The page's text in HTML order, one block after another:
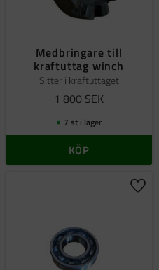
Medbringare till
kraftuttag winch
Sitter i kraftuttaget
1 800 SEK
7 st i lager
KÖP
till i favoriter